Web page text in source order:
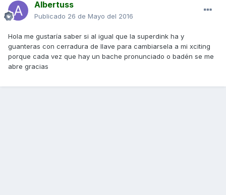
Albertuss
Publicado 26 de Mayo del 2016
Hola me gustaría saber si al igual que la superdink ha y
guanteras con cerradura de llave para cambiarsela a mi xciting
porque cada vez que hay un bache pronunciado o badén se me
abre gracias